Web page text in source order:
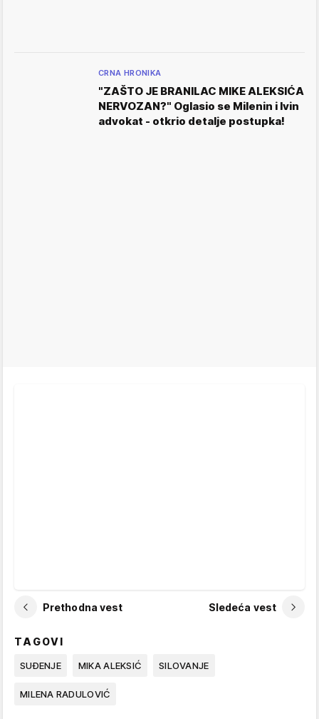
CRNA HRONIKA
"ZAŠTO JE BRANILAC MIKE ALEKSIĆA
NERVOZAN?" Oglasio se Milenin i Ivin
advokat - otkrio detalje postupka!
Prethodna vest Sledeća vest
TAGOVI
SUĐENJE MIKA ALEKSIĆ SILOVANJE
MILENA RADULOVIĆ